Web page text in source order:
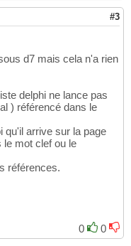
#3
d7 mais cela n'a rien
delphi ne lance pas
) référencé dans le
qu'il arrive sur la page
le mot clef ou le
références.
0
0